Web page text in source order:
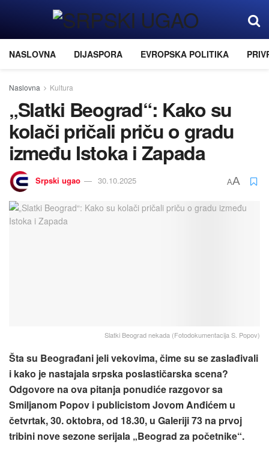
NASLOVNA DIJASPORA EVROPSKA POLITIKA
Naslovna Kultura
„Slatki Beograd“: Kako su
kolači pričali priču o gradu
između Istoka i Zapada
Srpski ugao 30.10.2025 AA
Slatki Beograd nekada (Fotodokumentacija S. Popov)
Šta su Beograđani jeli vekovima, čime su se zaslađivali
i kako je nastajala srpska poslastičarska scena?
Odgovore na ova pitanja ponudiće razgovor sa
Smiljanom Popov i publicistom Jovom Anđićem u
četvrtak, 30. oktobra, od 18.30, u Galeriji 73 na prvoj
tribini nove sezone serijala „Beograd za početnike“.